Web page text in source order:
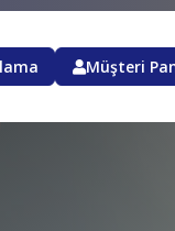
Müşteri